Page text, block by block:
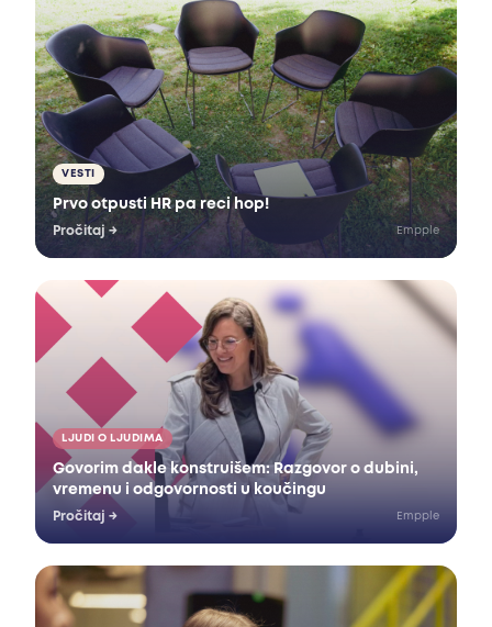
VESTI
Prvo otpusti HR pa reci hop!
Pročitaj → Empple
LJUDI O LJUDIMA
Govorim dakle konstruišem: Razgovor o dubini,
vremenu i odgovornosti u koučingu
Pročitaj → Empple